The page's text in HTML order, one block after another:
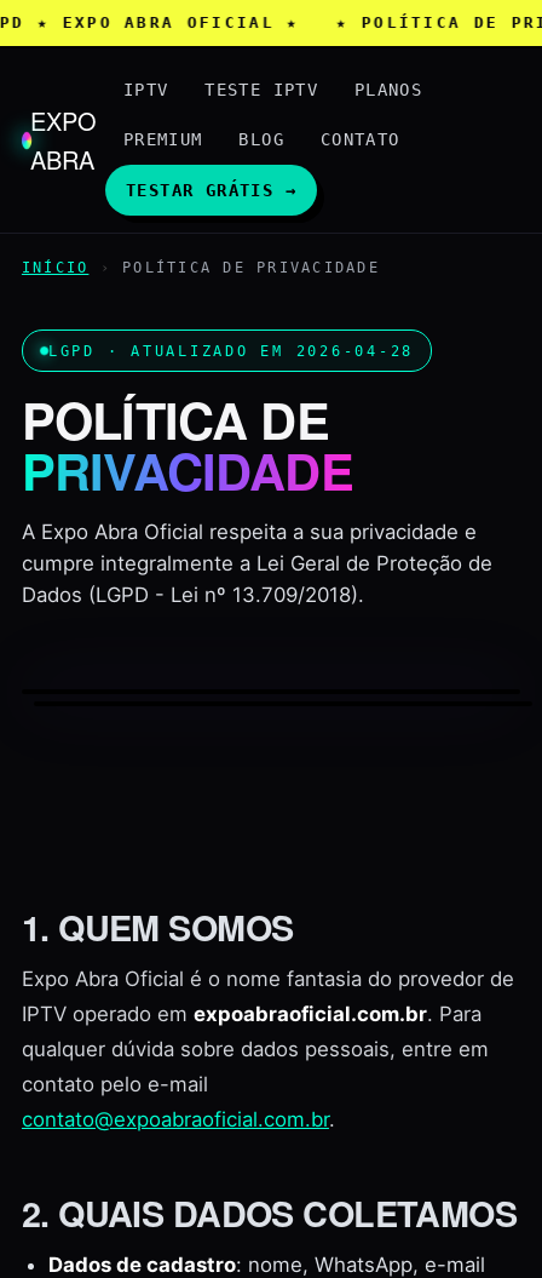
★ EXPO ABRA OFICIAL ★ ★ POLÍTICA DE
EXPO
ABRA
IPTV TESTE IPTV PLANOS
PREMIUM BLOG CONTATO
TESTAR GRÁTIS →
INÍCIO › POLÍTICA DE PRIVACIDADE
LGPD · ATUALIZADO EM 2026-04-28
POLÍTICA DE
PRIVACIDADE
A Expo Abra Oficial respeita a sua privacidade e
cumpre integralmente a Lei Geral de Proteção de
Dados (LGPD - Lei nº 13.709/2018).
1. QUEM SOMOS
Expo Abra Oficial é o nome fantasia do provedor de
IPTV operado em expoabraoficial.com.br. Para
qualquer dúvida sobre dados pessoais, entre em
contato pelo e-mail
contato@expoabraoficial.com.br.
2. QUAIS DADOS COLETAMOS
Dados de cadastro: nome, WhatsApp, e-mail